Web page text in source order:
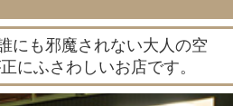
にも邪魔されない大人の空
にふさわしいお店です。